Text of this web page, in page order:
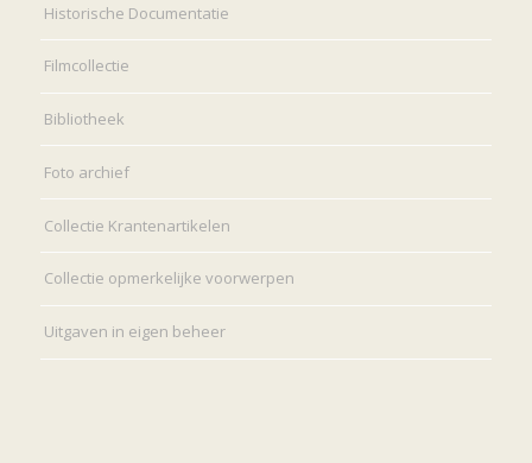
Historische Documentatie
Filmcollectie
Bibliotheek
Foto archief
Collectie Krantenartikelen
Collectie opmerkelijke voorwerpen
Uitgaven in eigen beheer